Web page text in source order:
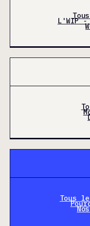
L'WIP -
Tous